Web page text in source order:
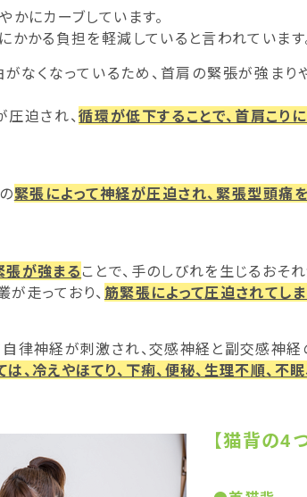
かにカーブしています。
かかる負担を軽減していると言われています
なくなっているため、首肩の緊張が強まり
圧迫され、循環が低下することで、首肩こり
緊張によって神経が圧迫され、緊張型頭痛
張が強まることで、手のしびれを生じるおそれ
走っており、 筋緊張によって圧迫されてしま
律神経が刺激され、交感神経と副交感神経
は、冷えやほてり、下痢、便秘、生理不順、不
【猫背の4